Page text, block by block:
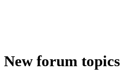
New forum topics